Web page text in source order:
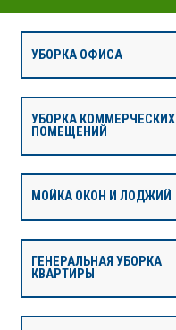
УБОРКА ОФИСА
УБОРКА КОММЕРЧЕСКИХ
ПОМЕЩЕНИЙ
МОЙКА ОКОН И ЛОДЖИЙ
ГЕНЕРАЛЬНАЯ УБОРКА
КВАРТИРЫ